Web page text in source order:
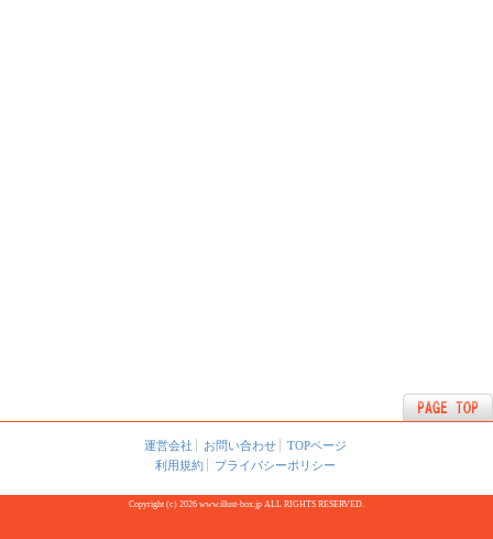
運営会社 お問い合わせ
TOPページ
利用規約
プライバシーポリシー
Copyright (c) 2026 www.illust-box.jp ALL RIGHTS RESERVED.